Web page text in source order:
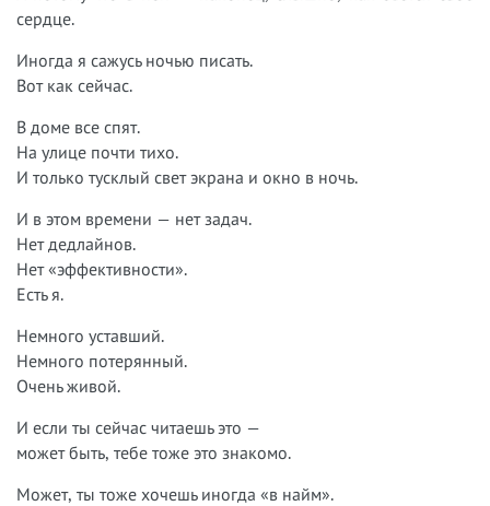
сердце.
Иногда я сажусь ночью писать.
Вот как сейчас.
В доме все спят.
На улице почти тихо.
И только тусклый свет экрана и окно в ночь.
И в этом времени — нет задач.
Нет дедлайнов.
Нет «эффективности».
Есть я.
Немного уставший.
Немного потерянный.
Очень живой.
И если ты сейчас читаешь это —
может быть, тебе тоже это знакомо.
Может, ты тоже хочешь иногда «в найм».